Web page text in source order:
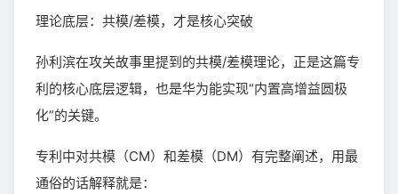
理论底层：共模/差模，才是核心突破
孙利滨在攻关故事里提到的共模/差模理论，正是这篇专
利的核心底层逻辑，也是华为能实现“内置高增益圆极
化”的关键。
专利中对共模（CM）和差模（DM）有完整阐述，用最
通俗的话解释就是：